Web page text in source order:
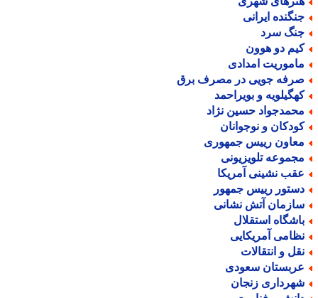
ایرانی
سرد
دو هوون
امدادی
جویی در مصرف برق
و بویراحمد
حسین نژاد
و نوجوانان
رییس جمهوری
تلویزیونی
نشینی آمریکا
رییس جمهور
آتش نشانی
استقلال
آمریکایی
و انتقالات
سعودی
زنجان